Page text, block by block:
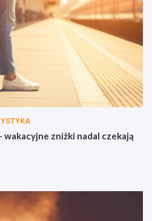
wakacyjne zniżki nadal czekają